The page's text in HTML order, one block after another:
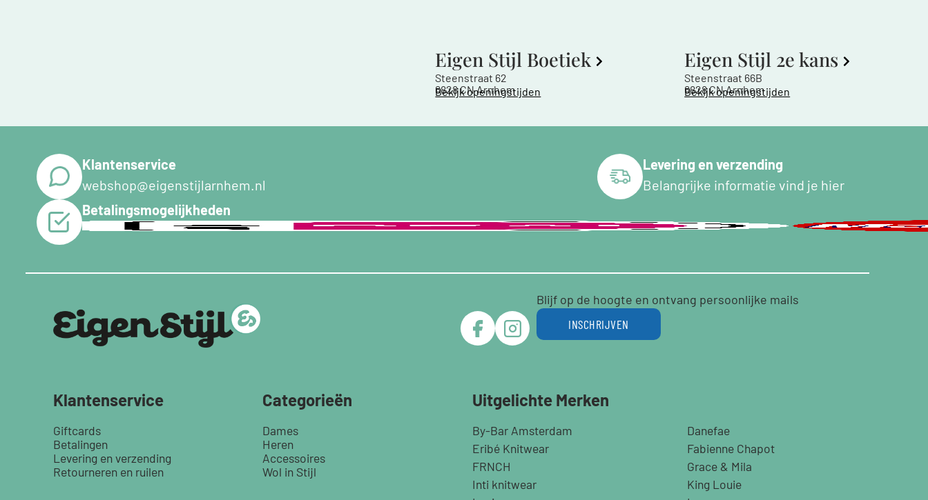
Eigen Stijl Boetiek
Steenstraat 62
6828 CN Arnhem
Bekijk openingstijden
Eigen Stijl 2e kans
Steenstraat 66B
6828 CN Arnhem
Bekijk openingstijden
Klantenservice
webshop@eigenstijlarnhem.nl
Levering en verzending
Belangrijke informatie vind je hier
Betalingsmogelijkheden
Blijf op de hoogte en ontvang persoonlijke mails
INSCHRIJVEN
Klantenservice
Giftcards
Betalingen
Levering en verzending
Retourneren en ruilen
Categorieën
Dames
Heren
Accessoires
Wol in Stijl
Uitgelichte Merken
By-Bar Amsterdam
Danefae
Eribé Knitwear
Fabienne Chapot
FRNCH
Grace & Mila
Inti knitwear
King Louie